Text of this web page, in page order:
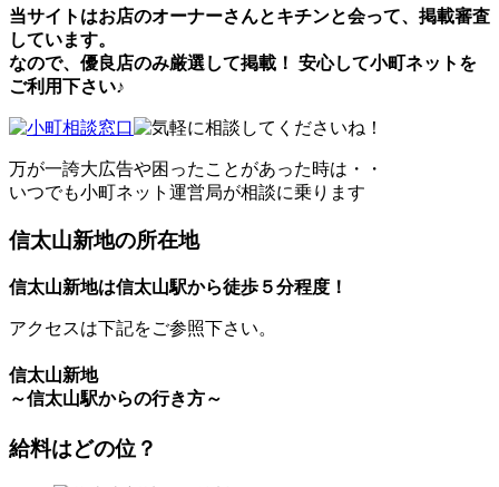
当サイトはお店のオーナーさんとキチンと会って、掲載審査
しています。
なので、優良店のみ厳選して掲載！ 安心して小町ネットを
ご利用下さい♪
万が一誇大広告や困ったことがあった時は・・
いつでも小町ネット運営局が相談に乗ります
信太山新地の所在地
信太山新地は信太山駅から徒歩５分程度！
アクセスは下記をご参照下さい。
信太山新地
～信太山駅からの行き方～
給料はどの位？